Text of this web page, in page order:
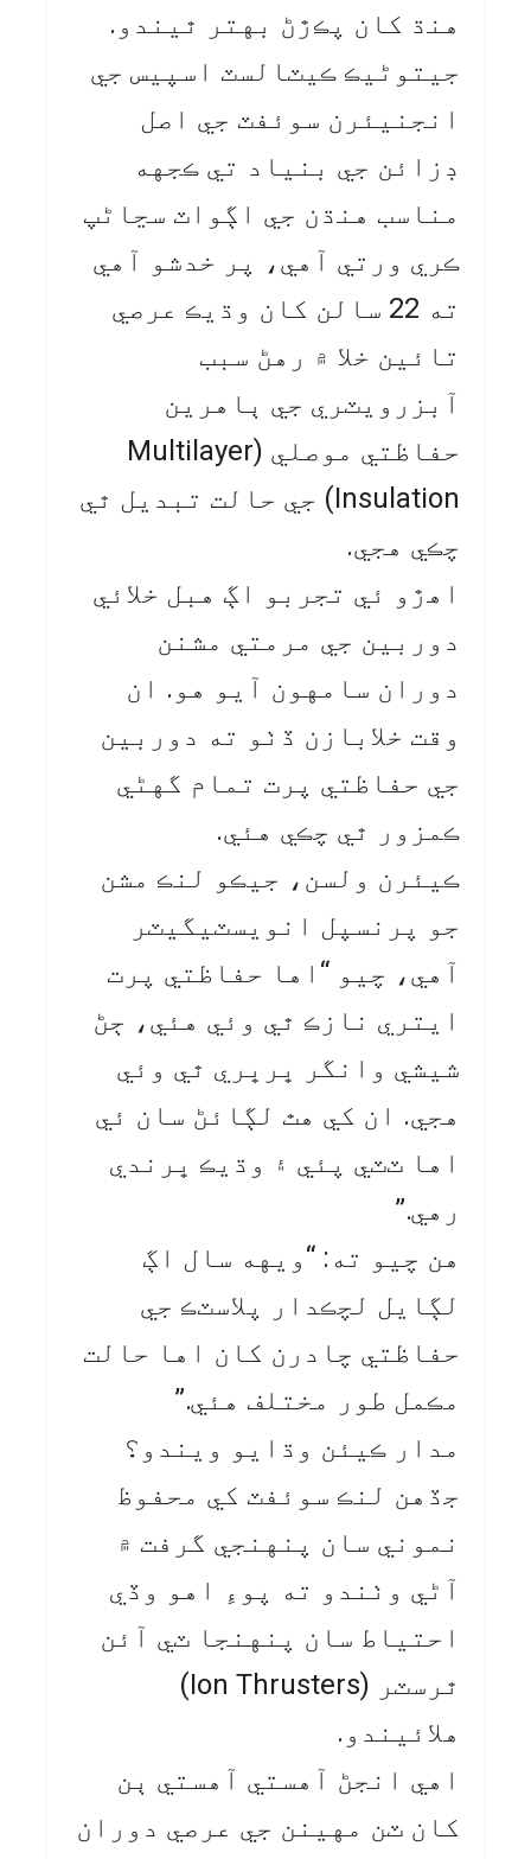
هنڌ کان پڪڙڻ بهتر ٿيندو.
جيتوڻيڪ ڪيٽالسٽ اسپيس جي
انجنيئرن سوئفٽ جي اصل
ڊزائن جي بنياد تي ڪجهه
مناسب هنڌن جي اڳواٽ سڃاڻپ
ڪري ورتي آهي، پر خدشو آهي
ته 22 سالن کان وڌيڪ عرصي
تائين خلا ۾ رهڻ سبب
آبزرويٽري جي ٻاهرين
حفاظتي موصلي (Multilayer
Insulation) جي حالت تبديل ٿي
چڪي هجي.
اهڙو ئي تجربو اڳ هبل خلائي
دوربين جي مرمتي مشنن
دوران سامهون آيو هو. ان
وقت خلابازن ڏٺو ته دوربين
جي حفاظتي پرت تمام گهڻي
ڪمزور ٿي چڪي هئي.
ڪيئرن ولسن، جيڪو لنڪ مشن
جو پرنسپل انويسٽيگيٽر
آهي، چيو “اها حفاظتي پرت
ايتري نازڪ ٿي وئي هئي، ڄڻ
شيشي وانگر ڀرڀري ٿي وئي
هجي. ان کي هٿ لڳائڻ سان ئي
اها ٽٽي پئي ۽ وڌيڪ ڀرندي
رهي.”
هن چيو ته: “ويهه سال اڳ
لڳايل لچڪدار پلاسٽڪ جي
حفاظتي چادرن کان اها حالت
مڪمل طور مختلف هئي.”
مدار ڪيئن وڌايو ويندو؟
جڏهن لنڪ سوئفٽ کي محفوظ
نموني سان پنهنجي گرفت ۾
آڻي وٺندو ته پوءِ اهو وڏي
احتياط سان پنهنجا ٽي آئن
ٿرسٽر (Ion Thrusters)
هلائيندو.
اهي انجڻ آهستي آهستي ٻن
کان ٽن مهينن جي عرصي دوران